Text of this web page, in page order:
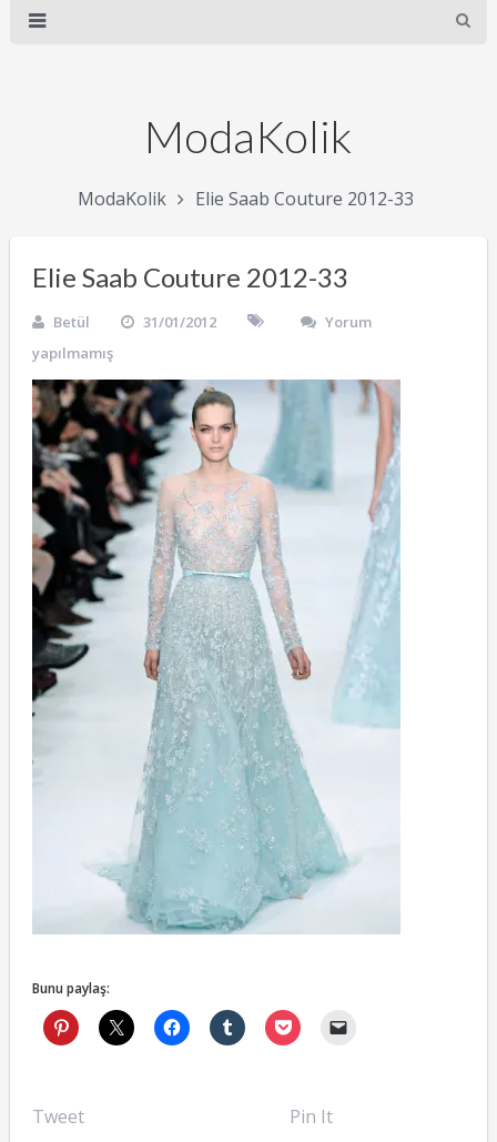
ModaKolik
ModaKolik Elie Saab Couture 2012-33
Elie Saab Couture 2012-33
Betül 31/01/2012
Yorum
yapılmamış
Bunu paylaş:
Tweet Pin It